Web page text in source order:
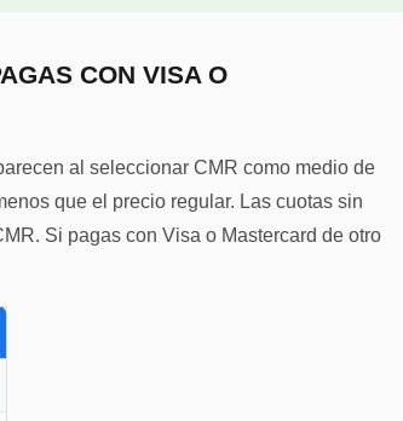
CON VISA O
al seleccionar CMR como medio de
que el precio regular. Las cuotas sin
Si pagas con Visa o Mastercard de otro